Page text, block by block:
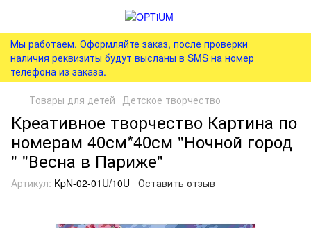
Мы работаем. Оформляйте заказ, после проверки
наличия реквизиты будут высланы в SMS на номер
телефона из заказа.
Товары для детей Детское творчество
Креативное творчество Картина по
номерам 40см*40см "Ночной город
" "Весна в Париже"
Артикул: KpN-02-01U/10U Оставить отзыв